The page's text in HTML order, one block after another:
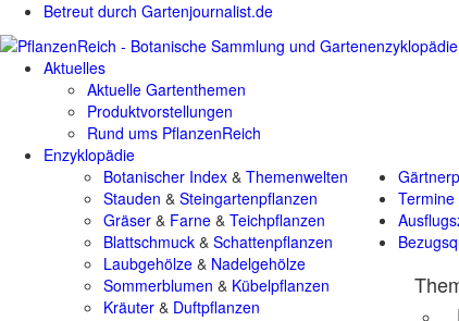
Betreut durch Gartenjournalist.de
Aktuelles
Aktuelle Gartenthemen
Produktvorstellungen
Rund ums PflanzenReich
Enzyklopädie
Botanischer Index & Themenwelten
Stauden & Steingartenpflanzen
Gräser & Farne & Teichpflanzen
Blattschmuck & Schattenpflanzen
Laubgehölze & Nadelgehölze
Sommerblumen & Kübelpflanzen
Kräuter & Duftpflanzen
Termine